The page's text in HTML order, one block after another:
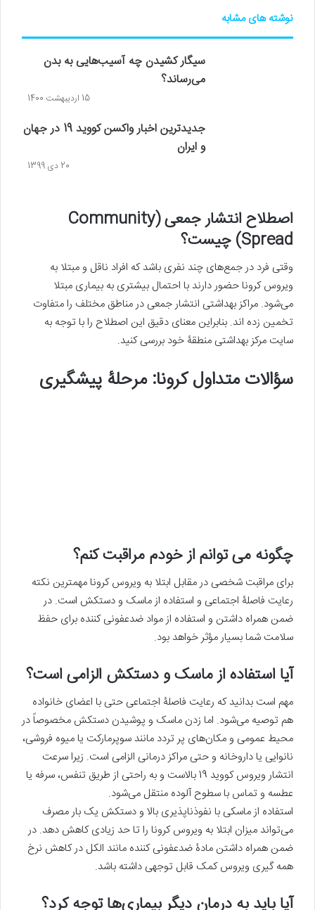
نوشته های مشابه
سیگار کشیدن چه آسیب‌هایی به بدن
می‌رساند؟
15 اردیبهشت 1400
جدیدترین اخبار واکسن کووید 19 در جهان
و ایران
20 دی 1399
اصطلاح انتشار جمعی (Community
Spread) چیست؟
وقتی فرد در جمع‌های چند نفری باشد که افراد ناقل و مبتلا به
ویروس کرونا حضور دارند با احتمال بیشتری به بیماری مبتلا
می‌شود. مراکز بهداشتی انتشار جمعی در مناطق مختلف را متفاوت
تخمین زده اند. بنابراین معنای دقیق این اصطلاح را با توجه به
سایت مرکز بهداشتی منطقۀ خود بررسی کنید.
سؤالات متداول کرونا: مرحلۀ پیشگیری
چگونه می توانم از خودم مراقبت کنم؟
برای مراقبت شخصی در مقابل ابتلا به ویروس کرونا مهمترین نکته
رعایت فاصلۀ اجتماعی و استفاده از ماسک و دستکش است. در
ضمن همراه داشتن و استفاده از مواد ضدعفونی کننده برای حفظ
سلامت شما بسیار مؤثر خواهد بود.
آیا استفاده از ماسک و دستکش الزامی است؟
مهم است بدانید که رعایت فاصلۀ اجتماعی حتی با اعضای خانواده
هم توصیه می‌شود. اما زدن ماسک و پوشیدن دستکش مخصوصاً در
محیط عمومی و مکان‌های پر تردد مانند سوپرمارکت یا میوه فروشی،
نانوایی یا داروخانه و حتی مراکز درمانی الزامی است. زیرا سرعت
انتشار ویروس کووید 19 بالاست و به راحتی از طریق تنفس، سرفه یا
عطسه و تماس با سطوح آلوده منتقل می‌شود.
استفاده از ماسکی با نفوذناپذیری بالا و دستکش یک بار مصرف
می‌تواند میزان ابتلا به ویروس کرونا را تا حد زیادی کاهش دهد. در
ضمن همراه داشتن مادۀ ضدعفونی کننده مانند الکل در کاهش نرخ
همه گیری ویروس کمک قابل توجهی داشته باشد.
آیا باید به درمان دیگر بیماری‌ها توجه کرد؟